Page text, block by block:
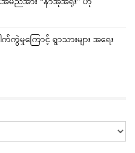
ကွဲမှုကြောင့် ရွာသားများ အရေး